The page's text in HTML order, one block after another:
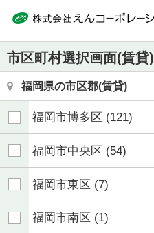
市区町村選択画面(賃貸)
福岡県の市区郡(賃貸)
福岡市博多区 (121)
福岡市中央区 (54)
福岡市東区 (7)
福岡市南区 (1)